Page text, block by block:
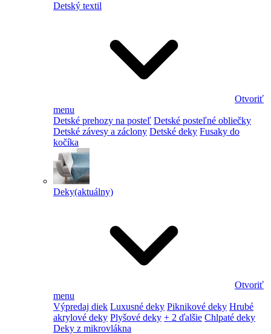
Detský textil
Otvoriť
menu
Detské prehozy na posteľ Detské posteľné obliečky
Detské závesy a záclony Detské deky Fusaky do
kočíka
Deky(aktuálny)
Otvoriť
menu
Výpredaj diek Luxusné deky Piknikové deky Hrubé
akrylové deky Plyšové deky + 2 ďalšie Chlpaté deky
Deky z mikrovlákna